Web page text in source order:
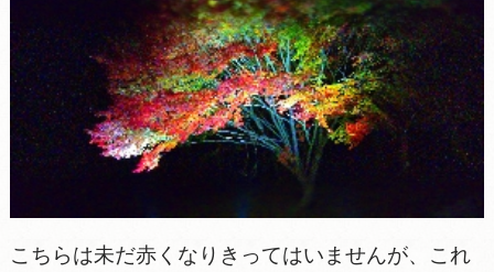
こちらは未だ赤くなりきってはいませんが、これ